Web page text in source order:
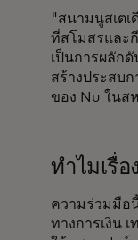
"สนามนูสเต
ที่สโมสรและ
เป็นการผลัก
สร้างประสบ
ของ Nu ในส
ทำไมเรื่
ความร่วมมือ
ทางการเงิน